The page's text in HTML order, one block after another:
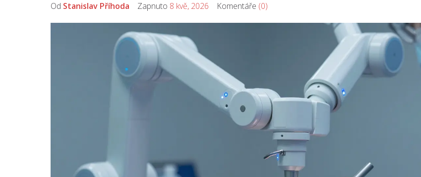
Od Stanislav Příhoda Zapnuto 8 kvě, 2026 Komentáře (0)